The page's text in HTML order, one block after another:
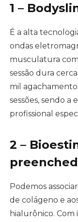
1 –
É a alta
ondas
musculatura
sessão dura
mil
sessões, sendo
profissional
2 –
Podemos
de colágeno e
hialurônico.